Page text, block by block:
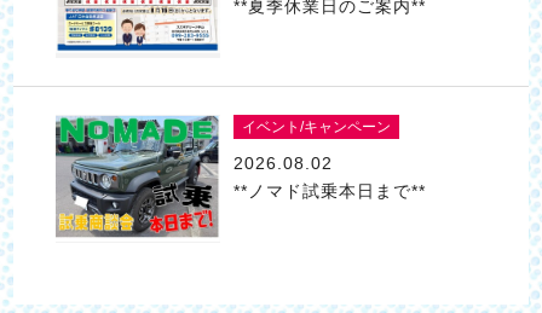
**夏季休業日のご案内**
イベント/キャンペーン
2026.08.02
**ノマド試乗本日まで**